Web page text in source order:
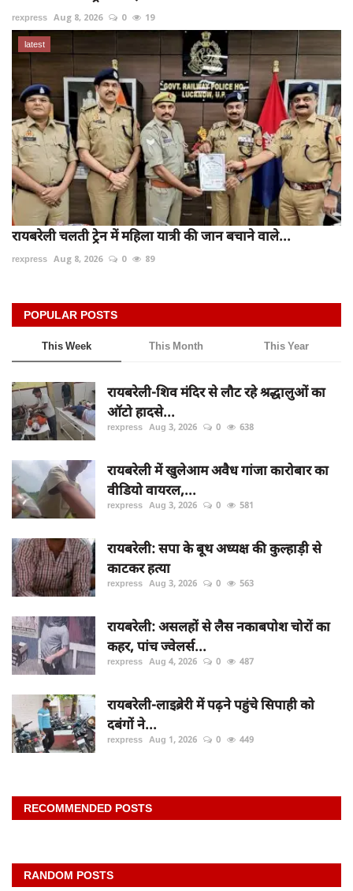
rexpress Aug 8, 2026 0 19
latest
रायबरेली चलती ट्रेन में महिला यात्री की जान बचाने वाले...
rexpress Aug 8, 2026 0 89
POPULAR POSTS
This Week This Month This Year
रायबरेली-शिव मंदिर से लौट रहे श्रद्धालुओं का
ऑटो हादसे...
rexpress Aug 3, 2026 0 638
रायबरेली में खुलेआम अवैध गांजा कारोबार का
वीडियो वायरल,...
rexpress Aug 3, 2026 0 581
रायबरेली: सपा के बूथ अध्यक्ष की कुल्हाड़ी से
काटकर हत्या
rexpress Aug 3, 2026 0 563
रायबरेली: असलहों से लैस नकाबपोश चोरों का
कहर, पांच ज्वेलर्स...
rexpress Aug 4, 2026 0 487
रायबरेली-लाइब्रेरी में पढ़ने पहुंचे सिपाही को
दबंगों ने...
rexpress Aug 1, 2026 0 449
RECOMMENDED POSTS
RANDOM POSTS